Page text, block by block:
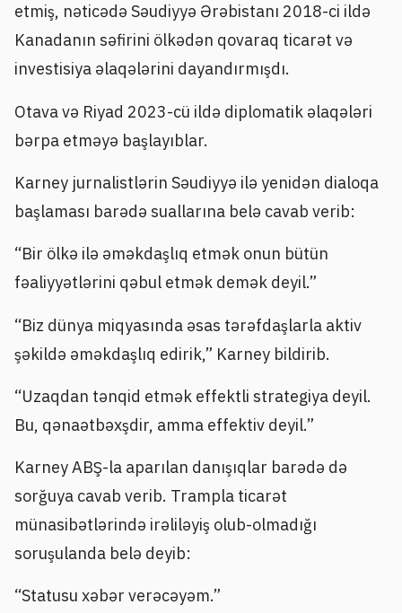
etmiş, nəticədə Səudiyyə Ərəbistanı 2018-ci ildə
Kanadanın səfirini ölkədən qovaraq ticarət və
investisiya əlaqələrini dayandırmışdı.
Otava və Riyad 2023-cü ildə diplomatik əlaqələri
bərpa etməyə başlayıblar.
Karney jurnalistlərin Səudiyyə ilə yenidən dialoqa
başlaması barədə suallarına belə cavab verib:
“Bir ölkə ilə əməkdaşlıq etmək onun bütün
fəaliyyətlərini qəbul etmək demək deyil.”
“Biz dünya miqyasında əsas tərəfdaşlarla aktiv
şəkildə əməkdaşlıq edirik,” Karney bildirib.
“Uzaqdan tənqid etmək effektli strategiya deyil.
Bu, qənaətbəxşdir, amma effektiv deyil.”
Karney ABŞ-la aparılan danışıqlar barədə də
sorğuya cavab verib. Trampla ticarət
münasibətlərində irəliləyiş olub-olmadığı
soruşulanda belə deyib:
“Statusu xəbər verəcəyəm.”